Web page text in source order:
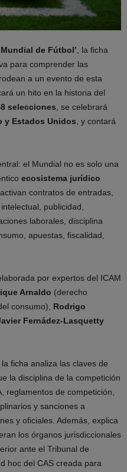
de Fútbol’, la ficha
para comprender las
a un evento de esta
un hito en la historia del
selecciones, se celebrará
y Estados Unidos, y contará
el Mundial no es solo una
ecosistema jurídico
contratos de entradas,
publicidad,
laborales, disciplina
apuestas, fiscalidad,
por expertos del ICAM
Arnaldo (derecho
consumo), Rodrigo
Fernádez-Lasquetty
ficha analiza las claves de
la disciplina de la competición
reglamentos de competición,
y sanciones a
y oficiales. Además, explica
los órganos jurisdiccionales
ante el Tribunal de
hoc del CAS creada para